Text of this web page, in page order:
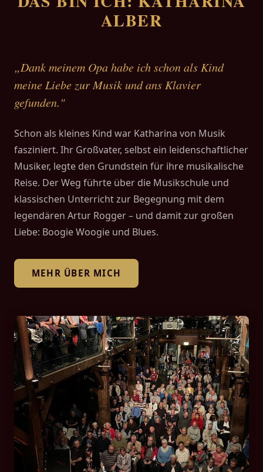
ALBER
„Dank meinem Opa habe ich schon als Kind
meine Liebe zur Musik und ans Klavier
gefunden."
Schon als kleines Kind war Katharina von Musik
fasziniert. Ihr Großvater, selbst ein leidenschaftlicher
Musiker, legte den Grundstein für ihre musikalische
Reise. Der Weg führte über die Musikschule und
klassischen Unterricht zur Begegnung mit dem
legendären Artur Rogger – und damit zur großen
Liebe: Boogie Woogie und Blues.
MEHR ÜBER MICH